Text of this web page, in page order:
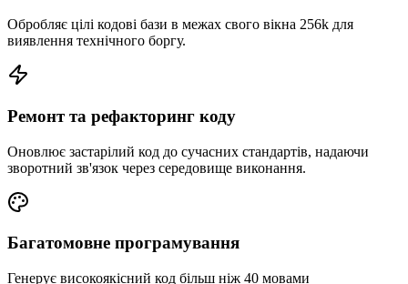
Обробляє цілі кодові бази в межах свого вікна 256k для
виявлення технічного боргу.
Ремонт та рефакторинг коду
Оновлює застарілий код до сучасних стандартів, надаючи
зворотний зв'язок через середовище виконання.
Багатомовне програмування
Генерує високоякісний код більш ніж 40 мовами